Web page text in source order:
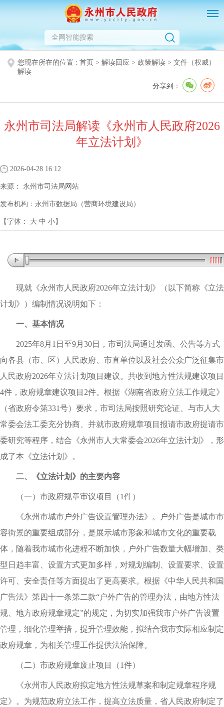
您现在所在的位置 : 首页 > 解读回应 > 政策解读 > 文件（权威）
解读
分享到：
永州市司法局解读《永州市人民政府2026
年立法计划》
2026-04-28 16:12
来源： 永州市司法局网站
发布机构： 永州市数据局（营商环境建设局）
【字体： 大 中 小】
现就《永州市人民政府2026年立法计划》（以下简称《立法
计划》）编制情况说明如下：
一、基本情况
2025年8月1日至9月30日 ， 市司法局通过发函、公告等方式
向各县（市、区）人民政府、市直单位以及社会公众广泛征集市
人民政府2026年立法计划项目建议。 共收到地方性法规建议项目
4件 ， 政府规章建议项目2件。 根据《湖南省政府立法工作规定》
（省政府令第331号）要求 ， 市司法局按照研究论证、与市人大
常委会法工委充分协商、并就市政府规章项目报请市政府提请市
委研究等程序 ， 结合《永州市人大常委会2026年立法计划》 ， 形
成了本《立法计划》
。
二、《立法计划》的主要内容
（一）市政府规章审议项目（1件）
《永州市城市户外广告设置管理办法》 。
户外广告是城市市
容街景的重要组成部分 ， 是展示城市形象和城市文化的重要载
体 ， 随着我市城市化进程不断加快 ， 户外广告数量大幅增加、类
型日趋丰富、设置方式更加多样 ， 对规划编制、设置要求、设置
许可、安全责任等方面提出了更高要求。 根据《中华人民共和国
广告法》第四十一条第二款“户外广告的管理办法 ， 由地方性法
规、地方政府规章规定”的规定 ， 为切实加强我市户外广告设置
管理 ， 细化管理举措 ， 提升管理效能 ， 拟结合我市实际相应制定
政府规章 ， 为相关管理工作提供法治保障。
（二）市政府规章废止项目（1件）
《永州市人民政府拟定地方性法规草案和制定规章程序规
定》
。 为规范政府立法工作 ， 提高立法质量 ， 省人民政府制定了